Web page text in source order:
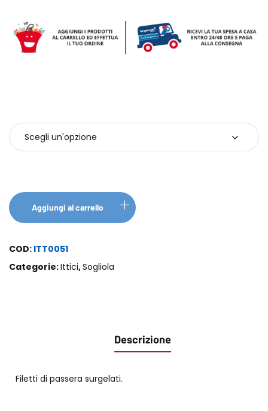
Aggiungi al carrello
COD: ITT0051
Categorie:Ittici,Sogliola
Descrizione
Filetti di passera surgelati.